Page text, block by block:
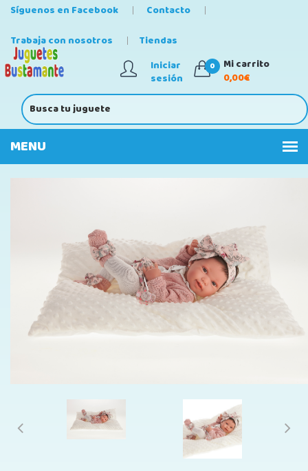
Síguenos en Facebook
Contacto
Trabaja con nosotros
Tiendas
Iniciar
sesión
0
Mi carrito
0,00€